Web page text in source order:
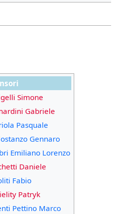
Simone
Gabriele
Pasquale
Gennaro
Emiliano Lorenzo
Daniele
Fabio
Patryk
Pettino Marco